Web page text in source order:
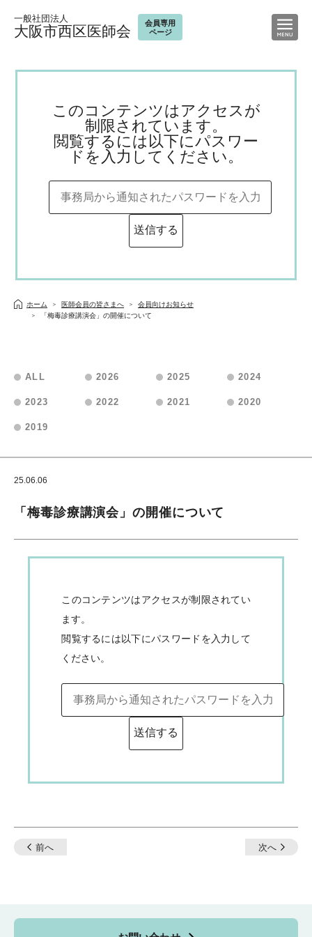
一般社団法人
大阪市西区医師会
会員専用
ページ
このコンテンツはアクセスが
制限されています。
閲覧するには以下にパスワー
ドを入力してください。
ホーム 医師会員の皆さまへ
会員向けお知らせ
「梅毒診療講演会」の開催について
ALL 2026 2025 2024
2023 2022 2021 2020
2019
25.06.06
「梅毒診療講演会」の開催について
このコンテンツはアクセスが制限されてい
ます。
閲覧するには以下にパスワードを入力して
ください。
ョ
前へ 次へ